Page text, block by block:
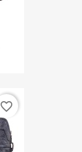
favorite_border